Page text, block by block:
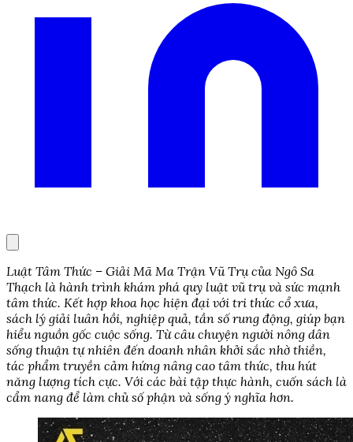
Luật Tâm Thức – Giải Mã Ma Trận Vũ Trụ của Ngô Sa
Thạch là hành trình khám phá quy luật vũ trụ và sức mạnh
tâm thức. Kết hợp khoa học hiện đại với tri thức cổ xưa,
sách lý giải luân hồi, nghiệp quả, tần số rung động, giúp bạn
hiểu nguồn gốc cuộc sống. Từ câu chuyện người nông dân
sống thuận tự nhiên đến doanh nhân khởi sắc nhờ thiền,
tác phẩm truyền cảm hứng nâng cao tâm thức, thu hút
năng lượng tích cực. Với các bài tập thực hành, cuốn sách là
cẩm nang để làm chủ số phận và sống ý nghĩa hơn.